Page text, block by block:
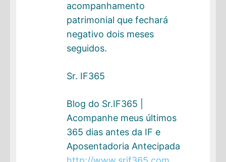
acompanhamento
patrimonial que fechará
negativo dois meses
seguidos.
Sr. IF365
Blog do Sr.IF365 |
Acompanhe meus últimos
365 dias antes da IF e
Aposentadoria Antecipada